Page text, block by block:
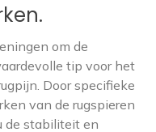
om de
tip voor het
Door specifieke
van de rugspieren
de stabiliteit en